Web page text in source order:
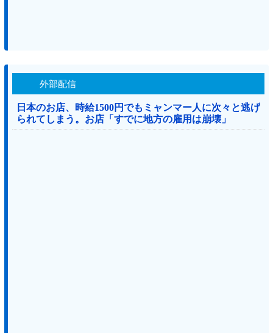
外部配信
日本のお店、時給1500円でもミャンマー人に次々と逃げ
られてしまう。お店「すでに地方の雇用は崩壊」